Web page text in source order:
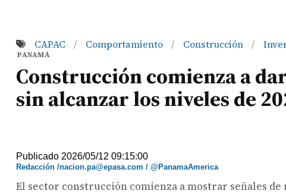
CAPAC / Comportamiento / Construcción /
PANAMÁ
Construcción comienza a
sin alcanzar los niveles de
Publicado 2026/05/12 09:15:00
Redacción /nacion.pa@epasa.com / @PanamaAmerica
El sector construcción comienza a mostrar señales